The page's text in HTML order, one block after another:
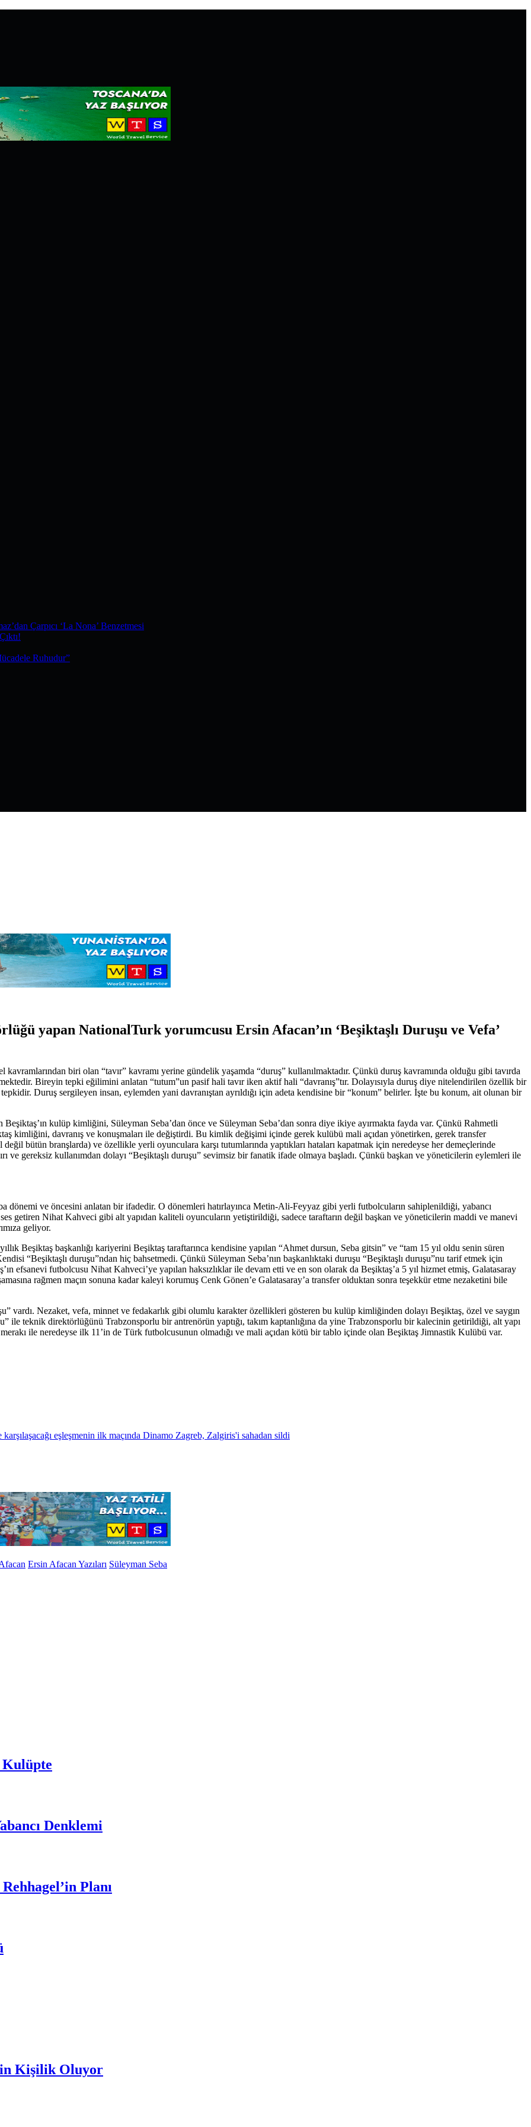
Çarpıcı ‘La Nona’ Benzetmesi
Ruhudur”
yapan NationalTurk yorumcusu Ersin Afacan’ın ‘Beşiktaşlı Duruşu ve Vefa’
biri olan “tavır” kavramı yerine gündelik yaşamda “duruş” kullanılmaktadır. Çünkü duruş kavramında olduğu gibi tavırda
Bireyin tepki eğilimini anlatan “tutum”un pasif hali tavır iken aktif hali “davranış”tır. Dolayısıyla duruş diye nitelendirilen özellik bir
Duruş sergileyen insan, eylemden yani davranıştan ayrıldığı için adeta kendisine bir “konum” belirler. İşte bu konum, ait olunan bir
kulüp kimliğini, Süleyman Seba’dan önce ve Süleyman Seba’dan sonra diye ikiye ayırmakta fayda var. Çünkü Rahmetli
kimliğini, davranış ve konuşmaları ile değiştirdi. Bu kimlik değişimi içinde gerek kulübü mali açıdan yönetirken, gerek transfer
bütün branşlarda) ve özellikle yerli oyunculara karşı tutumlarında yaptıkları hataları kapatmak için neredeyse her demeçlerinde
ve gereksiz kullanımdan dolayı “Beşiktaşlı duruşu” sevimsiz bir fanatik ifade olmaya başladı. Çünkü başkan ve yöneticilerin eylemleri ile
dönemi ve öncesini anlatan bir ifadedir. O dönemleri hatırlayınca Metin-Ali-Feyyaz gibi yerli futbolcuların sahiplenildiği, yabancı
ses getiren Nihat Kahveci gibi alt yapıdan kaliteli oyuncuların yetiştirildiği, sadece taraftarın değil başkan ve yöneticilerin maddi ve manevi
geliyor.
Beşiktaş başkanlığı kariyerini Beşiktaş taraftarınca kendisine yapılan “Ahmet dursun, Seba gitsin” ve “tam 15 yıl oldu senin süren
“Beşiktaşlı duruşu”ndan hiç bahsetmedi. Çünkü Süleyman Seba’nın başkanlıktaki duruşu “Beşiktaşlı duruşu”nu tarif etmek için
efsanevi futbolcusu Nihat Kahveci’ye yapılan haksızlıklar ile devam etti ve en son olarak da Beşiktaş’a 5 yıl hizmet etmiş, Galatasaray
rağmen maçın sonuna kadar kaleyi korumuş Cenk Gönen’e Galatasaray’a transfer olduktan sonra teşekkür etme nezaketini bile
vardı. Nezaket, vefa, minnet ve fedakarlık gibi olumlu karakter özellikleri gösteren bu kulüp kimliğinden dolayı Beşiktaş, özel ve saygın
ile teknik direktörlüğünü Trabzonsporlu bir antrenörün yaptığı, takım kaptanlığına da yine Trabzonsporlu bir kalecinin getirildiği, alt yapı
merakı ile neredeyse ilk 11’in de Türk futbolcusunun olmadığı ve mali açıdan kötü bir tablo içinde olan Beşiktaş Jimnastik Kulübü var.
Ersin Afacan Yazıları Süleyman Seba
Kulüpte
Denklemi
Planı
Kişilik Oluyor